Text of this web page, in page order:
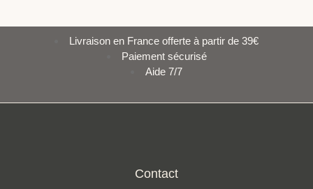
Livraison en France offerte à partir de 39€
Paiement sécurisé
Aide 7/7
Contact